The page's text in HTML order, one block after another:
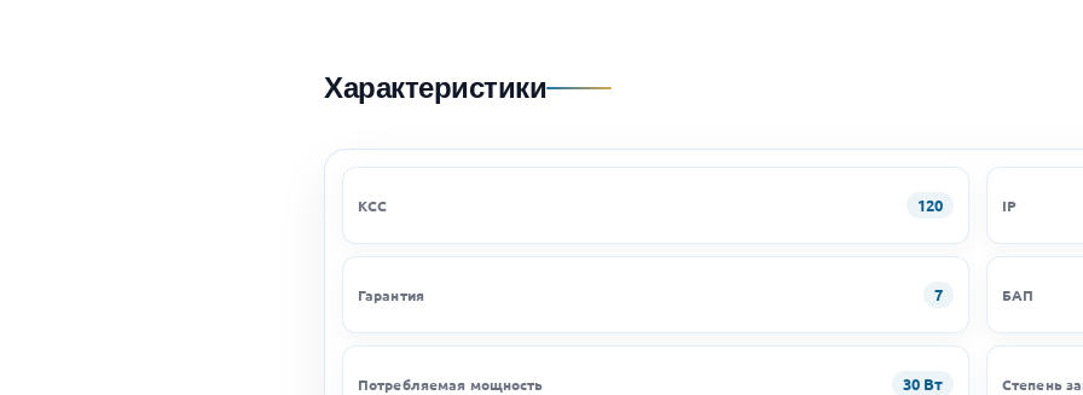
Характеристики
КСС 120 IP
Гарантия 7 БАП
Потребляемая мощность 30 Вт Степень